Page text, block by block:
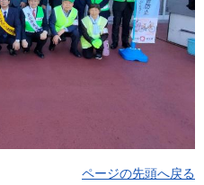
ページの先頭へ戻る